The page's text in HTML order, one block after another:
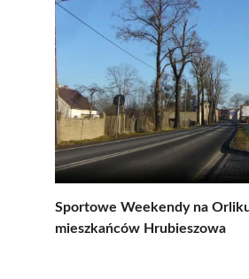
Sportowe Weekendy na
mieszkańców Hrubieszowa